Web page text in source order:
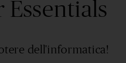
Essentials
dell'informatica!